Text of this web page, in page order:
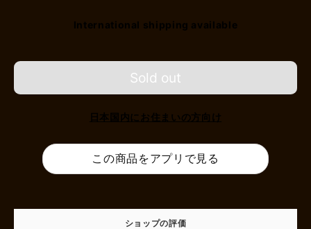
International shipping available
Sold out
日本国内にお住まいの方向け
この商品をアプリで見る
ショップの評価